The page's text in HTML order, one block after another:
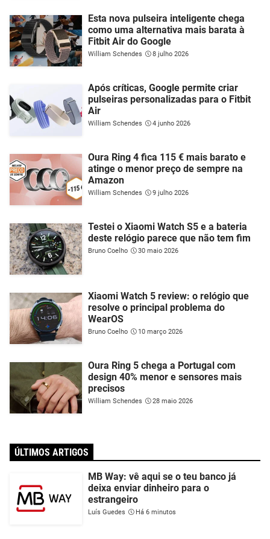
Esta nova pulseira inteligente chega
como uma alternativa mais barata à
Fitbit Air do Google
William Schendes 8 julho 2026
Após críticas, Google permite criar
pulseiras personalizadas para o Fitbit
Air
William Schendes 4 junho 2026
Oura Ring 4 fica 115 € mais barato e
atinge o menor preço de sempre na
Amazon
William Schendes 9 julho 2026
Testei o Xiaomi Watch S5 e a bateria
deste relógio parece que não tem fim
Bruno Coelho 30 maio 2026
Xiaomi Watch 5 review: o relógio que
resolve o principal problema do
WearOS
Bruno Coelho 10 março 2026
Oura Ring 5 chega a Portugal com
design 40% menor e sensores mais
precisos
William Schendes 28 maio 2026
ÚLTIMOS ARTIGOS
MB Way: vê aqui se o teu banco já
deixa enviar dinheiro para o
estrangeiro
Luís Guedes Há 6 minutos